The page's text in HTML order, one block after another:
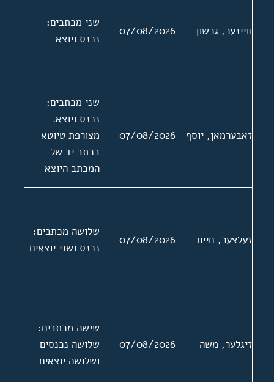
וויינער, גרשון 07/08/2026
שני מכתבים:
נכנס ויוצא
זאבערמאן, יוסף 07/08/2026
שני מכתבים:
נכנס ויוצא.
מצורפת טיוטא
בכתב יד של
המכתב היוצא
זעלצער, חיים 07/08/2026
שלושה מכתבים:
נכנס ושני יוצאים
זיגלער, משה 07/08/2026
שישה מכתבים:
שלושה נכנסים
ושלושה יוצאים